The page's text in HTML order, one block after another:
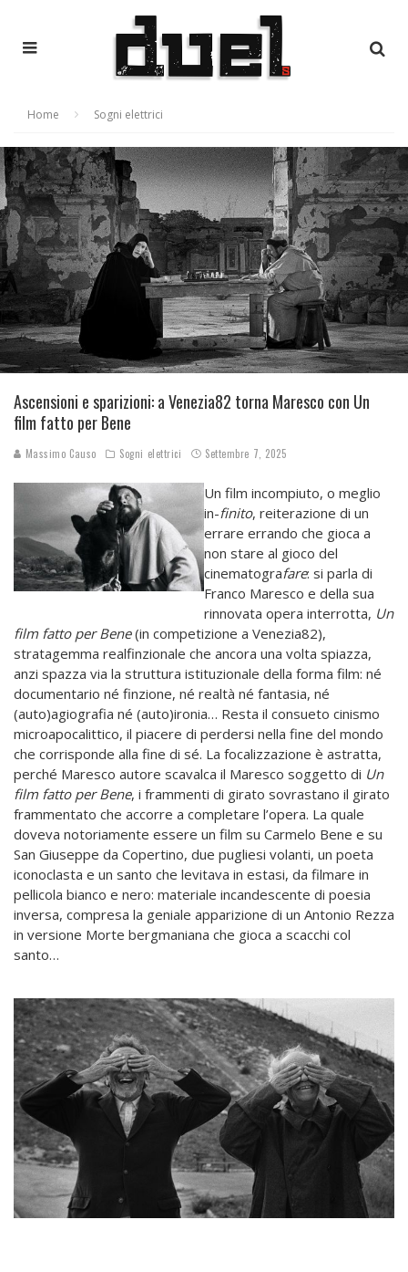
Home Sogni elettrici
Ascensioni e sparizioni: a Venezia82 torna Maresco con Un
film fatto per Bene
Massimo Causo Sogni elettrici Settembre 7, 2025
Un film incompiuto, o meglio
in-finito, reiterazione di un
errare errando che gioca a
non stare al gioco del
cinematografare: si parla di
Franco Maresco e della sua
rinnovata opera interrotta, Un
film fatto per Bene(in competizione a Venezia82),
stratagemma realfinzionale che ancora una volta spiazza,
anzi spazza via la struttura istituzionale della forma film: né
documentario né finzione, né realtà né fantasia, né
(auto)agiografia né (auto)ironia… Resta il consueto cinismo
microapocalittico, il piacere di perdersi nella fine del mondo
che corrisponde alla fine di sé. La focalizzazione è astratta,
perché Maresco autore scavalca il Maresco soggetto di Un
film fatto per Bene, i frammenti di girato sovrastano il girato
frammentato che accorre a completare l’opera. La quale
doveva notoriamente essere un film su Carmelo Bene e su
San Giuseppe da Copertino, due pugliesi volanti, un poeta
iconoclasta e un santo che levitava in estasi, da filmare in
pellicola bianco e nero: materiale incandescente di poesia
inversa, compresa la geniale apparizione di un Antonio Rezza
in versione Morte bergmaniana che gioca a scacchi col
santo…